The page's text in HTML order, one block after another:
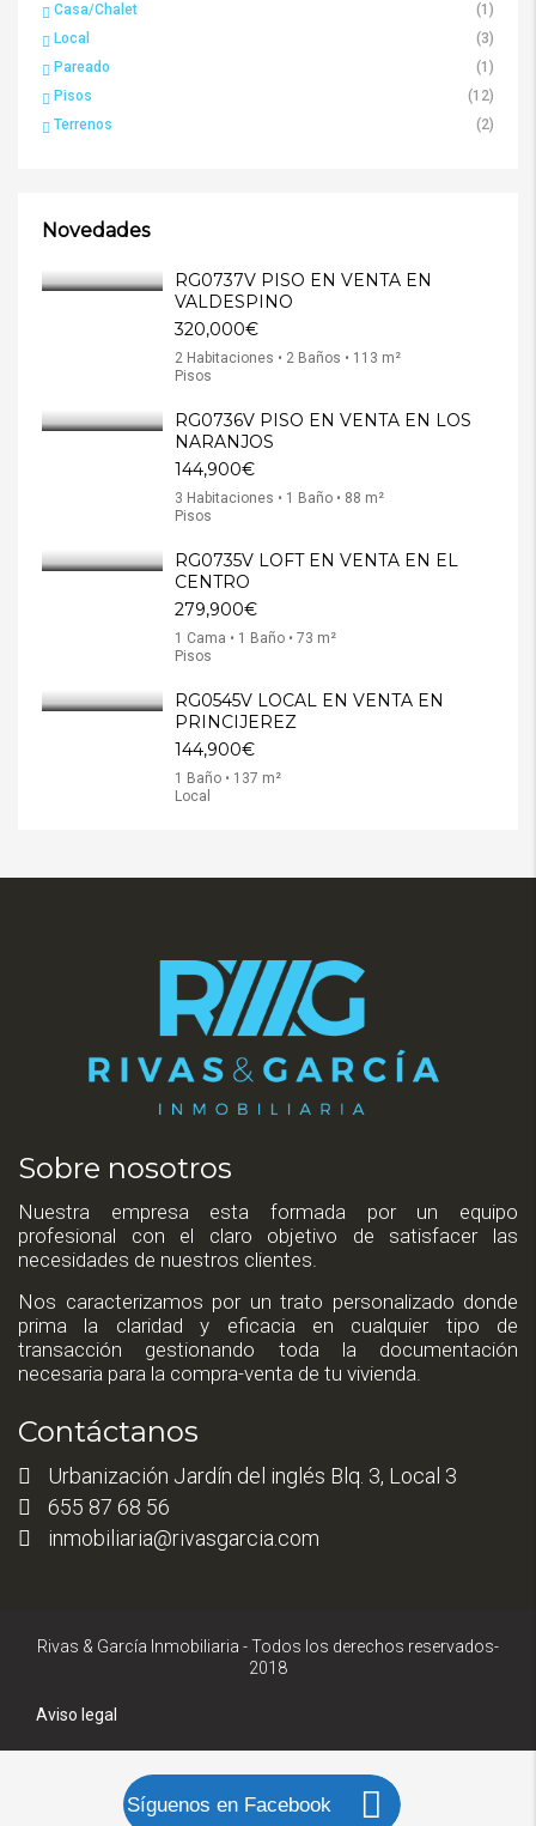
Casa/Chalet
(1)
Local
(3)
Pareado
(1)
Pisos
(12)
Terrenos
(2)
Novedades
RG0737V PISO EN VENTA EN
VALDESPINO
320,000€
2 Habitaciones • 2 Baños • 113 m²
Pisos
RG0736V PISO EN VENTA EN LOS
NARANJOS
144,900€
3 Habitaciones • 1 Baño • 88 m²
Pisos
RG0735V LOFT EN VENTA EN EL
CENTRO
279,900€
1 Cama • 1 Baño • 73 m²
Pisos
RG0545V LOCAL EN VENTA EN
PRINCIJEREZ
144,900€
1 Baño • 137 m²
Local
Sobre nosotros
Nuestra empresa esta formada por un equipo
profesional con el claro objetivo de satisfacer las
necesidades de nuestros clientes.
Nos caracterizamos por un trato personalizado donde
prima la claridad y eficacia en cualquier tipo de
transacción gestionando toda la documentación
necesaria para la compra-venta de tu vivienda.
Contáctanos
Urbanización Jardín del inglés Blq. 3, Local 3
655 87 68 56
inmobiliaria@rivasgarcia.com
Rivas & García Inmobiliaria - Todos los derechos reservados-
2018
Aviso legal
Síguenos en Facebook